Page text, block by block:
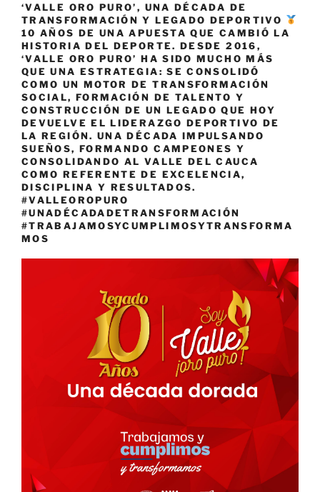
‘VALLE ORO PURO’, UNA DÉCADA DE
TRANSFORMACIÓN Y LEGADO DEPORTIVO
10 AÑOS DE UNA APUESTA QUE CAMBIÓ LA
HISTORIA DEL DEPORTE. DESDE 2016,
‘VALLE ORO PURO’ HA SIDO MUCHO MÁS
QUE UNA ESTRATEGIA: SE CONSOLIDÓ
COMO UN MOTOR DE TRANSFORMACIÓN
SOCIAL, FORMACIÓN DE TALENTO Y
CONSTRUCCIÓN DE UN LEGADO QUE HOY
DEVUELVE EL LIDERAZGO DEPORTIVO DE
LA REGIÓN. UNA DÉCADA IMPULSANDO
SUEÑOS, FORMANDO CAMPEONES Y
CONSOLIDANDO AL VALLE DEL CAUCA
COMO REFERENTE DE EXCELENCIA,
DISCIPLINA Y RESULTADOS.
#VALLEOROPURO
#UNADÉCADADETRANSFORMACIÓN
#TRABAJAMOSYCUMPLIMOSYTRANSFORMA
MOS